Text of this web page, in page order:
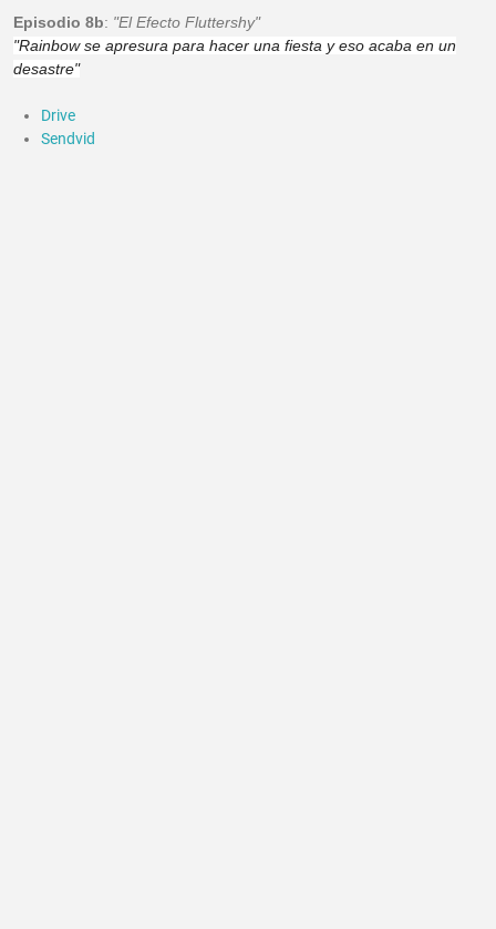
Episodio 8b: "El Efecto Fluttershy"
"Rainbow se apresura para hacer una fiesta y eso acaba en un
desastre"
Drive
Sendvid